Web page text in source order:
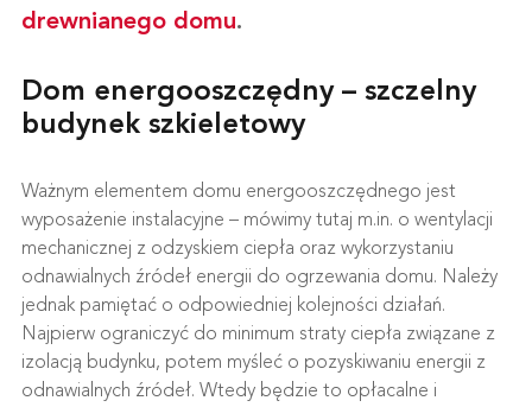
drewnianego domu.
Dom energooszczędny – szczelny
budynek szkieletowy
Ważnym elementem domu energooszczędnego jest
wyposażenie instalacyjne – mówimy tutaj m.in. o wentylacji
mechanicznej z odzyskiem ciepła oraz wykorzystaniu
odnawialnych źródeł energii do ogrzewania domu. Należy
jednak pamiętać o odpowiedniej kolejności działań.
Najpierw ograniczyć do minimum straty ciepła związane z
izolacją budynku, potem myśleć o pozyskiwaniu energii z
odnawialnych źródeł. Wtedy będzie to opłacalne i